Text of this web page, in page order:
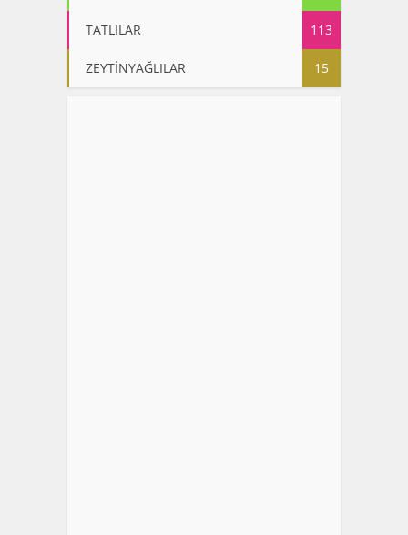
TATLILAR 113
ZEYTİNYAĞLILAR 15